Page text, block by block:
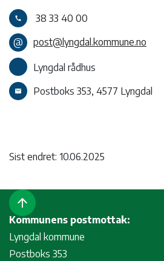
call
38 33 40 00
@
post@lyngdal.kommune.no
Lyngdal rådhus
email Postboks 353, 4577 Lyngdal
Sist endret: 10.06.2025
arrow_upward
Kommunens postmottak:
Lyngdal kommune
Postboks 353